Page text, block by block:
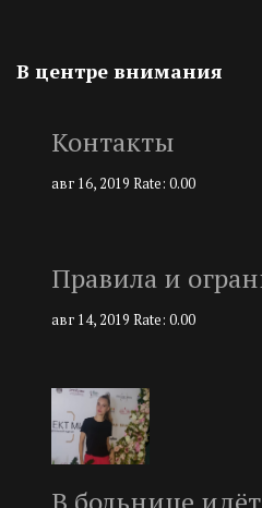
В центре внимания
Контакты
авг 16, 2019 Rate: 0.00
Правила и
авг 14, 2019 Rate: 0.00